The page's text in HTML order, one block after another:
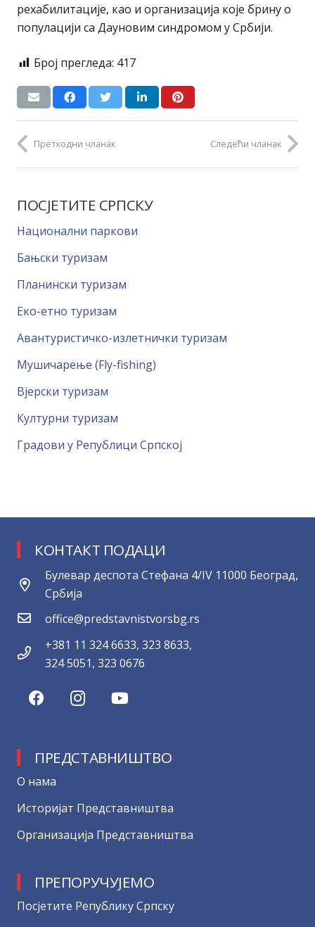
рехабилитације, као и организација које брину о
популацији са Дауновим синдромом у Србији.
Број прегледа: 417
Претходни чланак Следећи чланак
ПОСЈЕТИТЕ СРПСКУ
Национални паркови
Бањски туризам
Планински туризам
Еко-етно туризам
Авантуристичко-излетнички туризам
Мушичарење (Fly-fishing)
Вјерски туризам
Културни туризам
Градови у Републици Српској
КОНТАКТ ПОДАЦИ
Булевар деспота Стефана 4/IV 11000 Београд,
Србија
office@predstavnistvorsbg.rs
+381 11 324 6633, 323 8633,
324 5051, 323 0676
ПРЕДСТАВНИШТВО
О нама
Историјат Представништва
Организација Представништва
ПРЕПОРУЧУЈЕМО
Посјетите Републику Српску